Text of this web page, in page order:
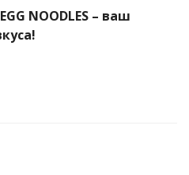
NOODLES – ваш